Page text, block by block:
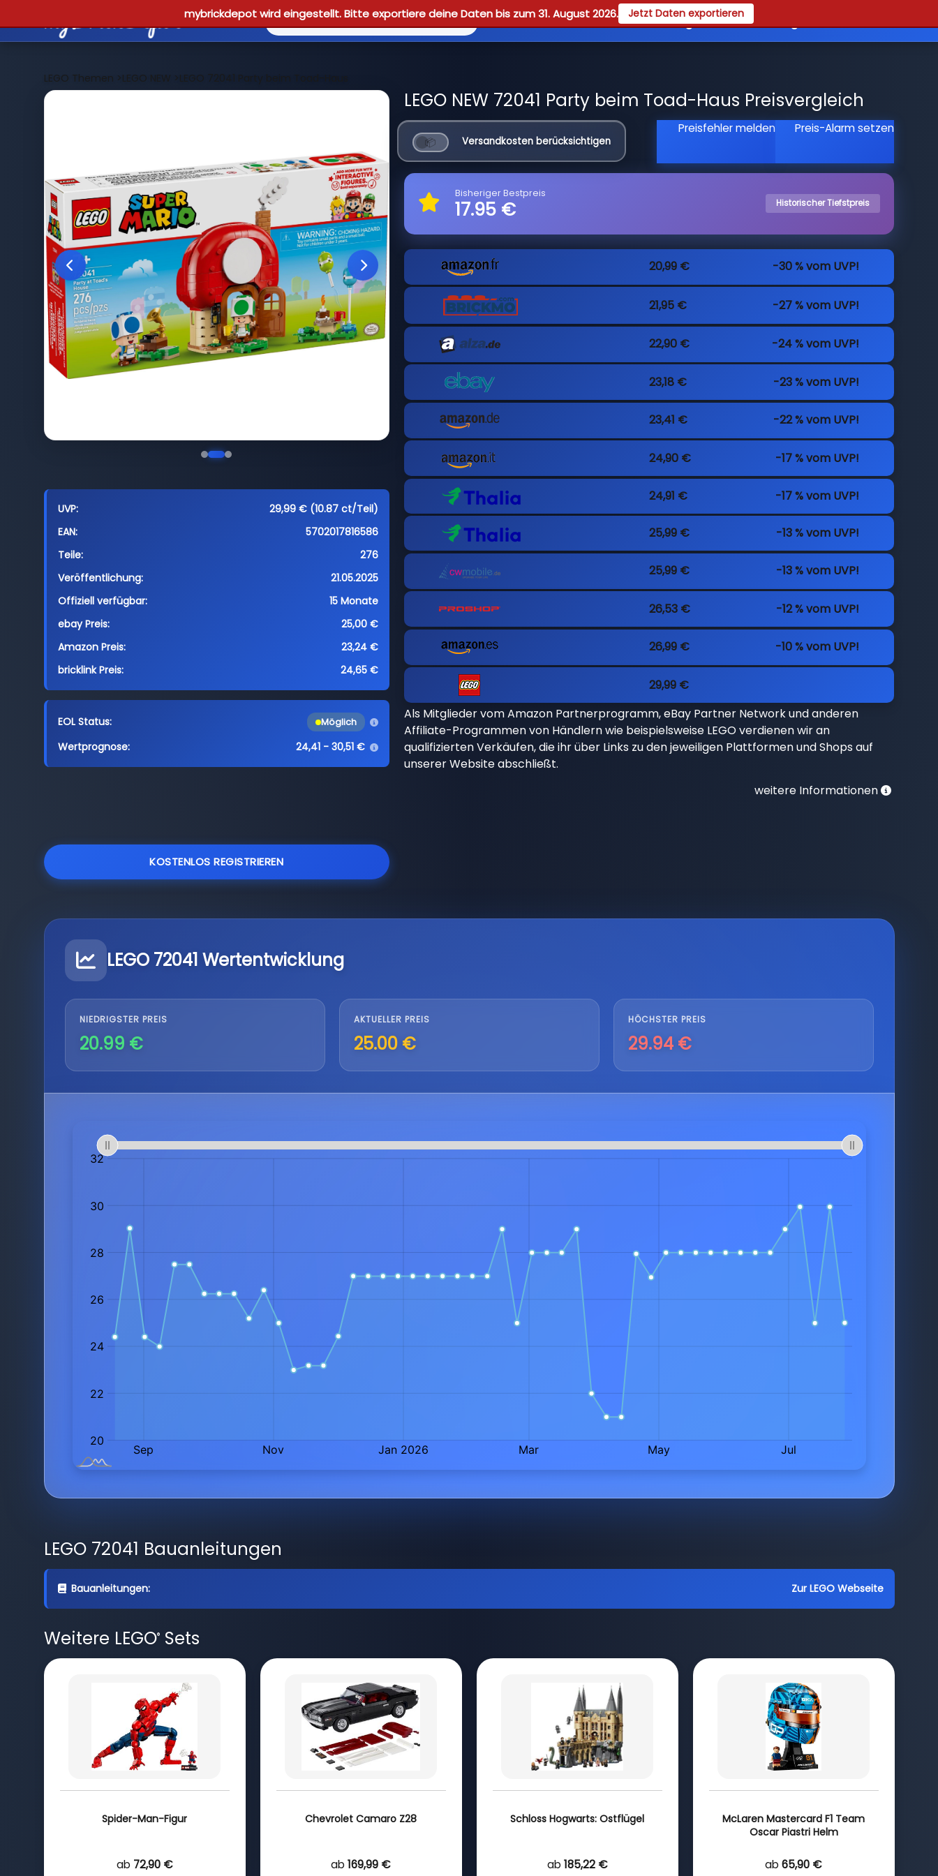
mybrickdepot wird eingestellt. Bitte exportiere deine Daten bis zum 31. August 2026. Jetzt Daten exportieren
Reviews Guides Registrieren
LEGO Themen >LEGO NEW >LEGO 72041 Party beim Toad-Haus
UVP:
29,99 € (10.87 ct/Teil)
EAN:
5702017816586
Teile:
276
Veröffentlichung:
21.05.2025
Offiziell verfügbar:
15 Monate
ebay Preis:
25,00 €
Amazon Preis:
23,24 €
bricklink Preis:
24,65 €
EOL Status: Möglich
Wertprognose: 24,41 - 30,51 €
KOSTENLOS REGISTRIEREN
LEGO NEW 72041 Party beim Toad-Haus Preisvergleich
Versandkosten berücksichtigen
Preisfehler melden Preis-Alarm setzen
Bisheriger Bestpreis
17.95 € Historischer Tiefstpreis
20,99 € -30 % vom UVP!
21,95 € -27 % vom UVP!
22,90 € -24 % vom UVP!
23,18 € -23 % vom UVP!
23,41 € -22 % vom UVP!
24,90 € -17 % vom UVP!
24,91 € -17 % vom UVP!
25,99 € -13 % vom UVP!
25,99 € -13 % vom UVP!
26,53 € -12 % vom UVP!
26,99 € -10 % vom UVP!
29,99 €
Als Mitglieder vom Amazon Partnerprogramm, eBay Partner Network und anderen
Affiliate-Programmen von Händlern wie beispielsweise LEGO verdienen wir an
qualifizierten Verkäufen, die ihr über Links zu den jeweiligen Plattformen und Shops auf
unserer Website abschließt.
weitere Informationen
LEGO 72041 Wertentwicklung
NIEDRIGSTER PREIS
20.99 €
AKTUELLER PREIS
25.00 €
HÖCHSTER PREIS
29.94 €
LEGO 72041 Bauanleitungen
Bauanleitungen: Zur LEGO Webseite
Weitere LEGO®Sets
Spider-Man-Figur
ab 72,90 €
Chevrolet Camaro Z28
ab 169,99 €
Schloss Hogwarts: Ostflügel
ab 185,22 €
McLaren Mastercard F1 Team
Oscar Piastri Helm
ab 65,90 €